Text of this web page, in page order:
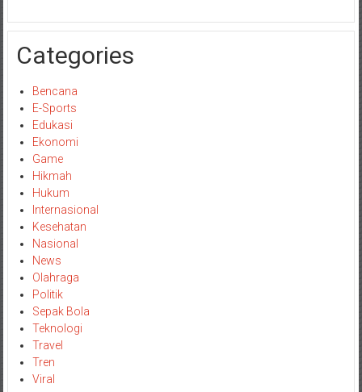
Categories
Bencana
E-Sports
Edukasi
Ekonomi
Game
Hikmah
Hukum
Internasional
Kesehatan
Nasional
News
Olahraga
Politik
Sepak Bola
Teknologi
Travel
Tren
Viral